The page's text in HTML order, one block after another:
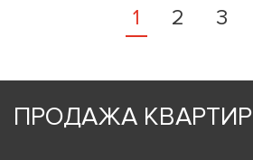
1 2 3
ПРОДАЖА КВАРТИР